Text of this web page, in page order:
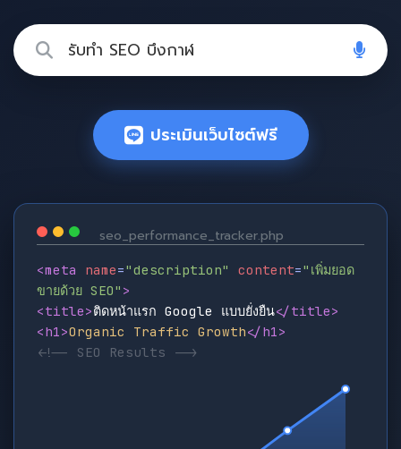
ประเมินเว็บไซต์ฟรี
seo_performance_tracker.php
<meta name="description" content="เพิ่มยอด
ขายด้วย SEO" >
<title>ติดหน้าแรก Google แบบยั่งยืน</title>
<h1>Organic Traffic Growth</h1>
<!-- SEO Results -->